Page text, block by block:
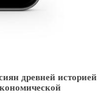
древней историей